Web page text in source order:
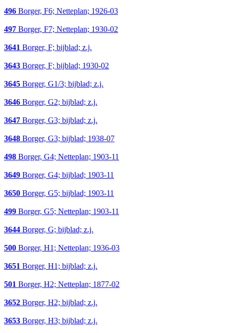
496 Borger, F6; Netteplan; 1926-03
497 Borger, F7; Netteplan; 1930-02
3641 Borger, F; bijblad; z.j.
3643 Borger, F; bijblad; 1930-02
3645 Borger, G1/3; bijblad; z.j.
3646 Borger, G2; bijblad; z.j.
3647 Borger, G3; bijblad; z.j.
3648 Borger, G3; bijblad; 1938-07
498 Borger, G4; Netteplan; 1903-11
3649 Borger, G4; bijblad; 1903-11
3650 Borger, G5; bijblad; 1903-11
499 Borger, G5; Netteplan; 1903-11
3644 Borger, G; bijblad; z.j.
500 Borger, H1; Netteplan; 1936-03
3651 Borger, H1; bijblad; z.j.
501 Borger, H2; Netteplan; 1877-02
3652 Borger, H2; bijblad; z.j.
3653 Borger, H3; bijblad; z.j.